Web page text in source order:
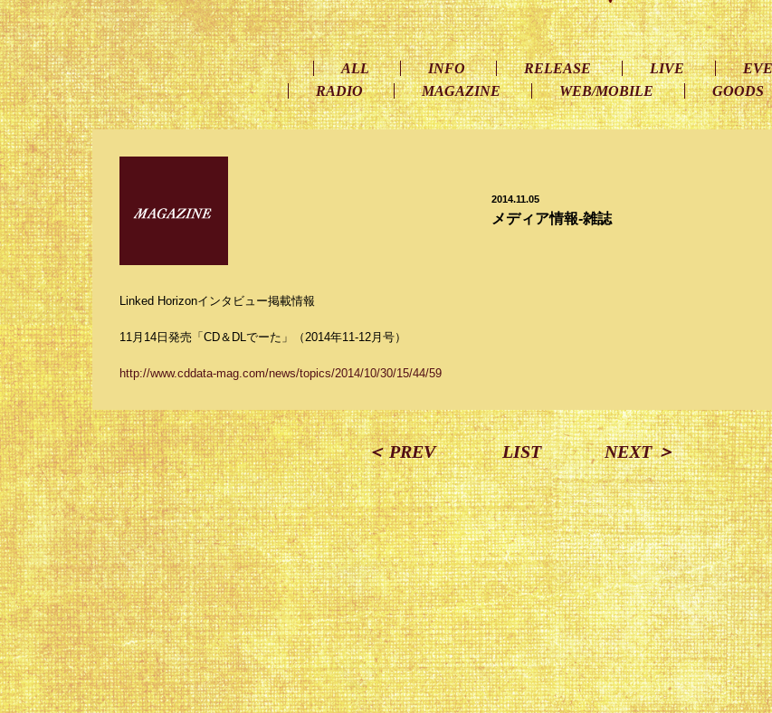
ALL INFO RELEASE LIVE
RADIO
MAGAZINE WEB/MOBILE GOODS
2014.11.05
メディア情報-雑誌
Linked Horizonインタビュー掲載情報
11月14日発売「CD＆DLでーた」（2014年11-12月号）
http://www.cddata-mag.com/news/topics/2014/10/30/15/44/59
＜ PREV LIST NEXT ＞